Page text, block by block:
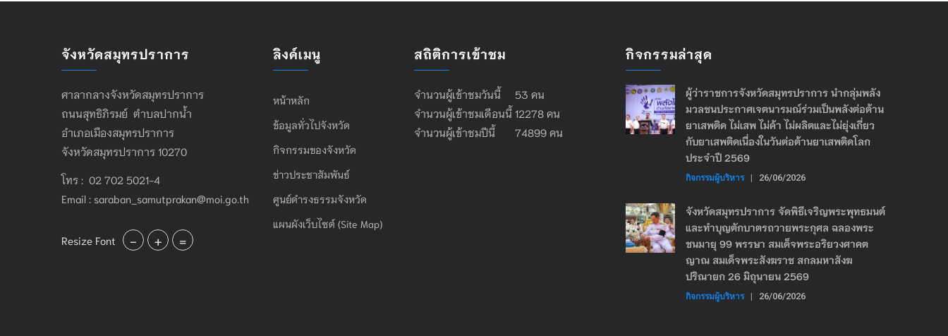
จังหวัดสมุทรปราการ
ศาลากลางจังหวัดสมุทรปราการ
ถนนสุทธิภิรมย์ ตำบลปากน้ำ
อำเภอเมืองสมุทรปราการ
จังหวัดสมุทรปราการ 10270
โทร : 02 702 5021-4
Email : saraban_samutprakan@moi.go.th
Resize Font - + =
ลิงค์เมนู
หน้าหลัก
ข้อมูลทั่วไปจังหวัด
กิจกรรมของจังหวัด
ข่าวประชาสัมพันธ์
ศูนย์ดำรงธรรมจังหวัด
แผนผังเว็บไซต์ (Site Map)
สถิติการเข้าชม
จำนวนผู้เข้าชมวันนี้ 53 คน
จำนวนผู้เข้าชมเดือนนี้ 12278 คน
จำนวนผู้เข้าชมปีนี้ 74899 คน
กิจกรรมล่าสุด
ผู้ว่าราชการจังหวัดสมุทรปราการ นำกลุ่มพลัง
มวลชนประกาศเจตนารมณ์ร่วมเป็นพลังต่อต้าน
ยาเสพติด ไม่เสพ ไม่ค้า ไม่ผลิตและไม่ยุ่งเกี่ยว
กับยาเสพติดเนื่องในวันต่อต้านยาเสพติดโลก
ประจำปี 2569
กิจกรรมผู้บริหาร | 26/06/2026
จังหวัดสมุทรปราการ จัดพิธีเจริญพระพุทธมนต์
และทำบุญตักบาตรถวายพระกุศล ฉลองพระ
ชนมายุ 99 พรรษา สมเด็จพระอริยวงศาคต
ญาณ สมเด็จพระสังฆราช สกลมหาสังฆ
ปริณายก 26 มิถุนายน 2569
กิจกรรมผู้บริหาร | 26/06/2026